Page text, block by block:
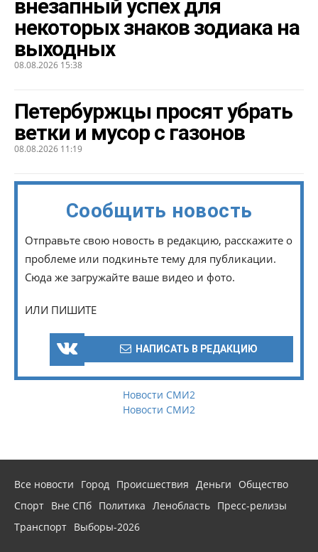
внезапный успех для
некоторых знаков зодиака на
выходных
08.08.2026 15:38
Петербуржцы просят убрать
ветки и мусор с газонов
08.08.2026 11:19
Сообщить новость
Отправьте свою новость в редакцию, расскажите о
проблеме или подкиньте тему для публикации.
Сюда же загружайте ваше видео и фото.
ИЛИ ПИШИТЕ
НАПИСАТЬ В РЕДАКЦИЮ
Новости СМИ2
Новости СМИ2
Все новости Город Происшествия Деньги
Общество
Спорт Вне СПб Политика Ленобласть Пресс-релизы
Транспорт Выборы-2026